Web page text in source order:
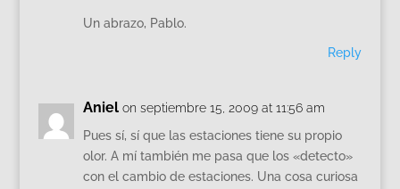
Un abrazo, Pablo.
Reply
Aniel on septiembre 15, 2009 at 11:56 am
Pues sí, sí que las estaciones tiene su propio
olor. A mí también me pasa que los «detecto»
con el cambio de estaciones. Una cosa curiosa